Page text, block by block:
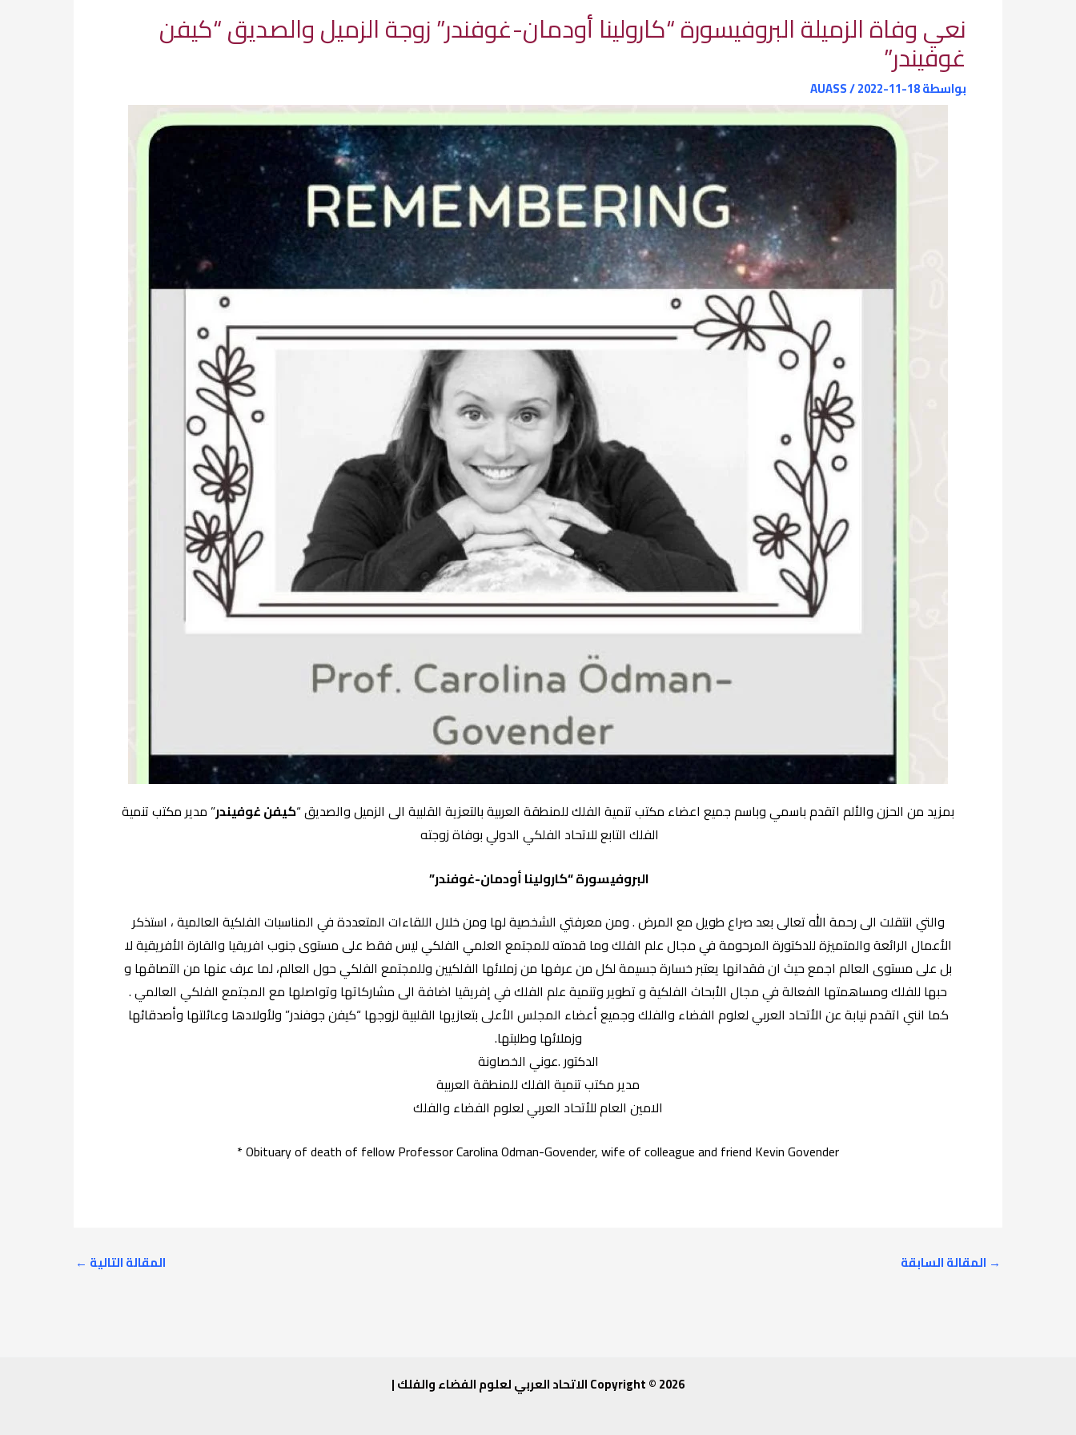
نعي وفاة الزميلة البروفيسورة “كارولينا أودمان-غوفندر” زوجة الزميل والصديق “كيفن
غوفيندر”
بواسطة AUASS/2022-11-18
بمزيد من الحزن والألم اتقدم باسمي وباسم جميع اعضاء مكتب تنمية الفلك للمنطقة العربية بالتعزية القلبية الى الزميل والصديق “كيفن غوفيندر” مدير مكتب تنمية
الفلك التابع للاتحاد الفلكي الدولي بوفاة زوجته
البروفيسورة “كارولينا أودمان-غوفندر”
والتي انتقلت الى رحمة الله تعالى بعد صراع طويل مع المرض . ومن معرفتي الشخصية لها ومن خلال اللقاءات المتعددة في المناسبات الفلكية العالمية ، استذكر
الأعمال الرائعة والمتميزة للدكتورة المرحومة في مجال علم الفلك وما قدمته للمجتمع العلمي الفلكي ليس فقط على مستوى جنوب افريقيا والقارة الأفريقية لا
بل على مستوى العالم اجمع حيث ان فقدانها يعتبر خسارة جسيمة لكل من عرفها من زملائها الفلكيين وللمجتمع الفلكي حول العالم، لما عرف عنها من التصاقها و
حبها للفلك ومساهمتها الفعالة في مجال الأبحاث الفلكية و تطوير وتنمية علم الفلك في إفريقيا اضافة الى مشاركاتها وتواصلها مع المجتمع الفلكي العالمي .
كما انني اتقدم نيابة عن الأتحاد العربي لعلوم الفضاء والفلك وجميع أعضاء المجلس الأعلى بتعازيها القلبية لزوجها “كيفن جوفندر” ولأولادها وعائلتها وأصدقائها
وزملائها وطلبتها.
الدكتور .عوني الخصاونة
مدير مكتب تنمية الفلك للمنطقة العربية
الامين العام للأتحاد العربي لعلوم الفضاء والفلك
Obituary of death of fellow Professor Carolina Odman-Govender, wife of colleague and friend Kevin Govender *
→ المقالة السابقة المقالة التالية ←
Copyright © 2026 الاتحاد العربي لعلوم الفضاء والفلك |